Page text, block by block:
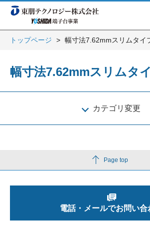
電話・メールでお問い合
会員登録
トップページ 幅寸法7.62mmスリムタイ
幅寸法7.62mmスリムタ
カテゴリ変更
Page top
電話・メールでお問い合